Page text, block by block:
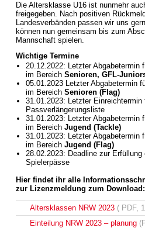
Die Altersklasse U16 ist nunmehr
freigegeben. Nach positiven
Landesverbänden passen wir uns
können nun gemeinsam bis zum
Mannschaft spielen.
Wichtige Termine
20.12.2022: Letzter Abgabetermin
im Bereich Senioren, GFL-
05.01.2023 Letzter Abgabetermin
im Bereich Senioren (Flag)
31.01.2023: Letzter
Passverlängerungsliste
31.01.2023: Letzter Abgabetermin
im Bereich Jugend (Tackle)
31.01.2023: Letzter Abgabetermin
im Bereich Jugend (Flag)
28.02.2023: Deadline zur Erfüllung
Spielerpässe
Hier findet ihr alle
zur Lizenzmeldung zum Download:
Altersklassen NRW 2023 ( PDF,
Einteilung NRW 2023 – planung